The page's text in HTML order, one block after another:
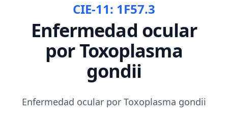
CIE-11: 1F57.3
Enfermedad ocular
por Toxoplasma
gondii
Enfermedad ocular por Toxoplasma gondii